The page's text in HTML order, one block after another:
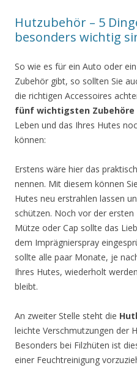
Hutzubehör – 5
besonders wichtig
So wie es für ein Auto oder
Zubehör gibt, so sollten Sie
die richtigen Accessoires
fünf wichtigsten Zubehöre
Leben und das Ihres Hutes
können:
Erstens wäre hier das
nennen. Mit diesem können
Hutes neu erstrahlen lassen
schützen. Noch vor der
Mütze oder Cap sollte das
dem Imprägnierspray
sollte alle paar Monate, je
Ihres Hutes, wiederholt
bleibt.
An zweiter Stelle steht die
leichte Verschmutzungen der
Besonders bei Filzhüten ist
einer Feuchtreinigung